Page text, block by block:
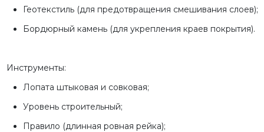
Геотекстиль (для предотвращения смешивания слоев);
Бордюрный камень (для укрепления краев покрытия).
Инструменты:
Лопата штыковая и совковая;
Уровень строительный;
Правило (длинная ровная рейка);